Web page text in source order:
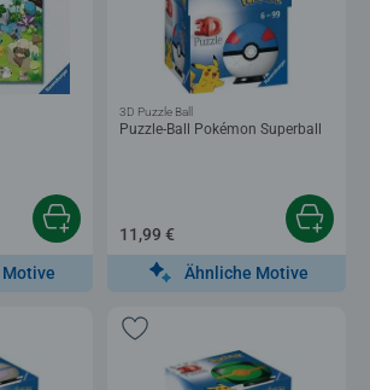
5,0 von 5 Sternen.
Puzzle-Ball Pokémon Superball
3D Puzzle Ball
11,99 €
Ähnliche Motive